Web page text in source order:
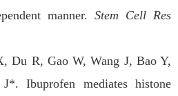
manner. Stem Cell Res
Du R, Gao W, Wang J, Bao Y,
Ibuprofen mediates histone